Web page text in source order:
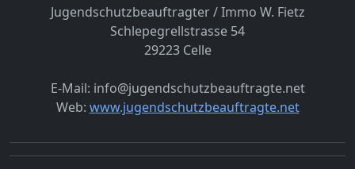
Jugendschutzbeauftragter / Immo W. Fietz
Schlepegrellstrasse 54
29223 Celle
E-Mail: info@jugendschutzbeauftragte.net
Web: www.jugendschutzbeauftragte.net